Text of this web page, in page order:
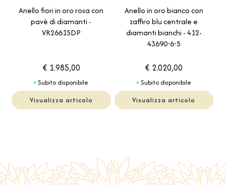
Anello fiori in oro rosa con
pavè di diamanti -
VR26615DP
€ 1.985,00
Subito disponibile
Visualizza articolo
Anello in oro bianco con
zaffiro blu centrale e
diamanti bianchi - 412-
43690-6-5
€ 2.020,00
Subito disponibile
Visualizza articolo